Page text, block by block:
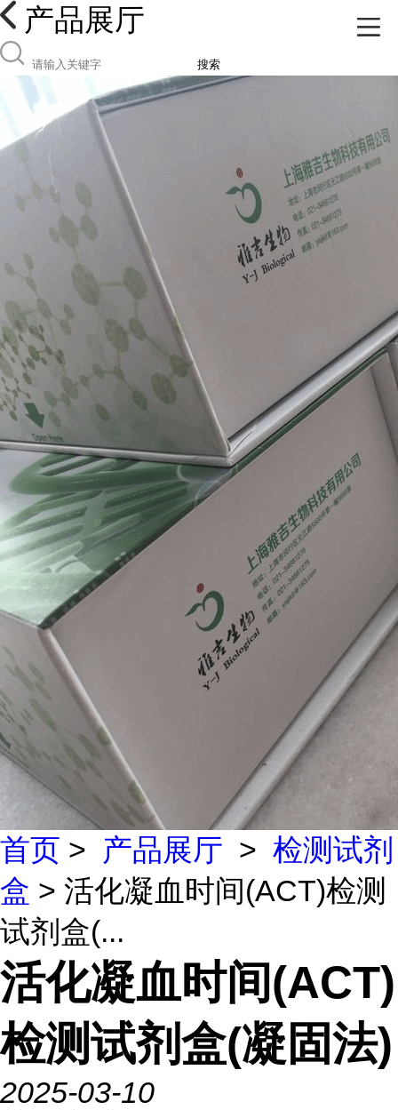
产品展厅
搜索
首页 > 产品展厅 > 检测试剂
盒 > 活化凝血时间(ACT)检测
试剂盒(...
活化凝血时间(ACT)
检测试剂盒(凝固法)
2025-03-10